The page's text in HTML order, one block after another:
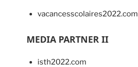
vacancesscolaires2022.com
MEDIA PARTNER II
isth2022.com